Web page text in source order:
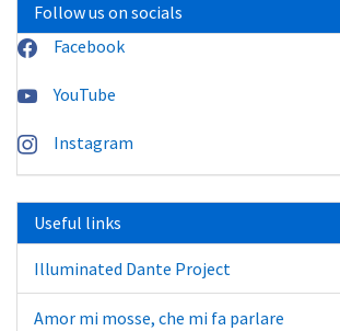
Follow us on socials
Facebook
YouTube
Instagram
Useful links
Illuminated Dante Project
Amor mi mosse, che mi fa parlare